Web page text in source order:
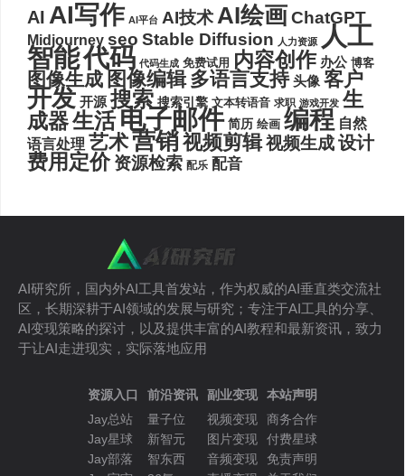
AI AI写作 AI平台 AI技术AI绘画ChatGPT
Midjourney seo Stable Diffusion 人力资源 人工
智能代码 代码生成 免费试用 内容创作 办公 博客
图像生成 图像编辑 多语言支持 头像 客户
开发 开源 搜索 搜索引擎 文本转语音 求职 游戏开发 生
成器生活电子邮件 简历 绘画 编程 自然
语言处理 艺术营销视频剪辑视频生成设计
费用定价 资源检索 配乐 配音
AI研究所，国内外AI工具首发站，作为权威的AI垂直类交流社
区，长期深耕于AI领域的发展与研究；专注于AI工具的分享、
AI变现策略的探讨，以及提供丰富的AI教程和最新资讯，致力
于让AI走进现实，实际落地应用
资源入口
Jay总站
Jay星球
Jay部落
前沿资讯
量子位
新智元
智东西
副业变现
视频变现
图片变现
音频变现
本站声明
商务合作
付费星球
免责声明